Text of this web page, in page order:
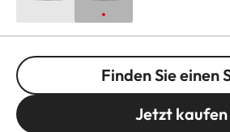
Finden Sie einen
Jetzt kaufen